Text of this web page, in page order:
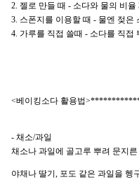
2. 젤로 만들 때 - 소다와 물의 비율
3. 스폰지를 이용할 때 - 물엔 젖은
4. 가루를 직접 쓸때 - 소다를 직접
<베이킹소다 활용법
- 채소/과일
채소나 과일에 골고루 뿌려 문지
야채나 딸기, 포도 같은 과일을 헹